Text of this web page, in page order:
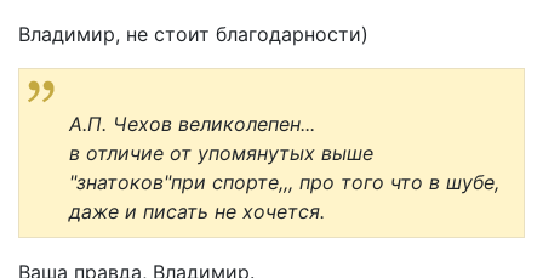
Владимир, не стоит благодарности)
А.П. Чехов великолепен...
в отличие от упомянутых выше
"знатоков"при спорте,,, про того что в шубе,
даже и писать не хочется.
Ваша правда, Владимир.